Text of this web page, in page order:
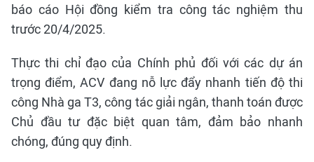
báo cáo Hội đồng kiểm tra công tác nghiệm thu
trước 20/4/2025.
Thực thi chỉ đạo của Chính phủ đối với các dự án
trọng điểm, ACV đang nỗ lực đẩy nhanh tiến độ thi
công Nhà ga T3, công tác giải ngân, thanh toán được
Chủ đầu tư đặc biệt quan tâm, đảm bảo nhanh
chóng, đúng quy định.